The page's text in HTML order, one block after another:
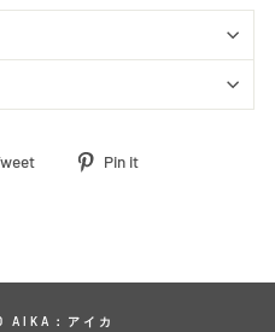
Tweet Pin it
AIKA：アイカ